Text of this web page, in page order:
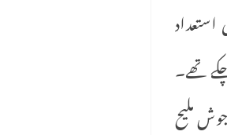
تھے۔
ملیح